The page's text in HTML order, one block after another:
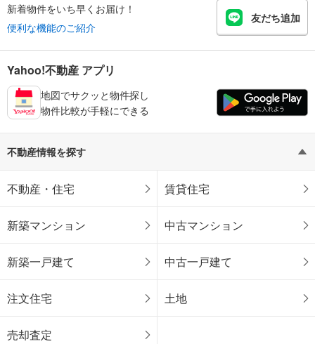
新着物件をいち早くお届け！
便利な機能のご紹介
友だち追加
Yahoo!不動産 アプリ
地図でサクッと物件探し
物件比較が手軽にできる
不動産情報を探す
不動産・住宅 賃貸住宅
新築マンション 中古マンション
新築一戸建て 中古一戸建て
注文住宅 土地
売却査定